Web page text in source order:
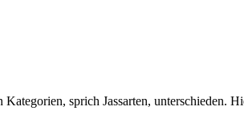
sprich Jassarten, unterschieden.